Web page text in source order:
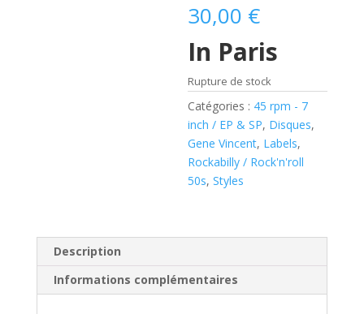
30,00 €
In Paris
Rupture de stock
Catégories : 45 rpm - 7
inch / EP & SP, Disques,
Gene Vincent, Labels,
Rockabilly / Rock'n'roll
50s,Styles
Description
Informations complémentaires